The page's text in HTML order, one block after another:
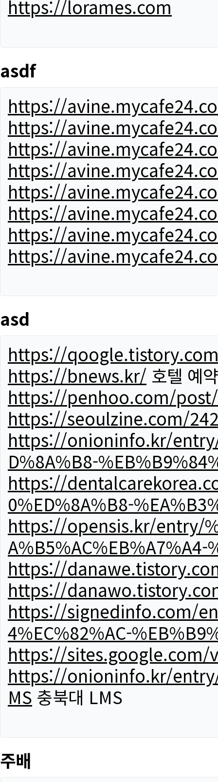
https://lorames.com
asdf
https://
https://
https://
https://
https://
https://
https://
https://
asd
https://
https://bnews.kr/ 호텔 예약
https://penhoo.com/
https://seoulzine.com/
https://onioninfo.kr/entry/
D%8A%B8-
https://
0%ED%8A%B8-
https://opensis.kr/entry/
A%B5%AC%EB%A7%A4-
https://
https://
https://signedinfo.com/
4%EC%82%AC-
https://sites.google.com/
https://onioninfo.kr/entry/
MS 충북대 LMS
주배